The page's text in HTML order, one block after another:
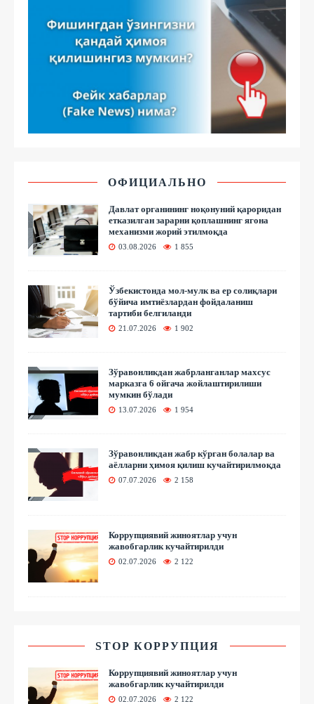
ОФИЦИАЛЬНО
Давлат органининг ноқонуний қароридан
етказилган зарарни қоплашнинг ягона
механизми жорий этилмоқда
03.08.2026 1 855
Ўзбекистонда мол-мулк ва ер солиқлари
бўйича имтиёзлардан фойдаланиш
тартиби белгиланди
21.07.2026 1 902
Зўравонликдан жабрланганлар махсус
марказга 6 ойгача жойлаштирилиши
мумкин бўлади
13.07.2026 1 954
Зўравонликдан жабр кўрган болалар ва
аёлларни ҳимоя қилиш кучайтирилмоқда
07.07.2026 2 158
Коррупциявий жиноятлар учун
жавобгарлик кучайтирилди
02.07.2026 2 122
STOP КОРРУПЦИЯ
Коррупциявий жиноятлар учун
жавобгарлик кучайтирилди
02.07.2026 2 122